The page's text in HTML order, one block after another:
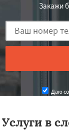
Закажи
Даю
Услуги в